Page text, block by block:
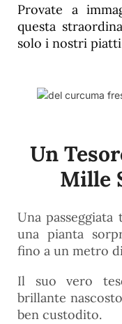
Provate a
questa
solo i nostri
Un
Mille
Una
una pianta
fino a un metro
Il suo vero
brillante
ben custodito.